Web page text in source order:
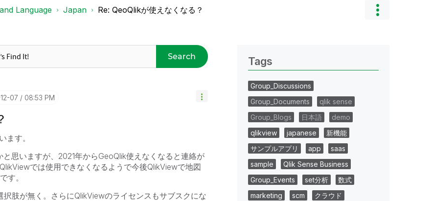
Language Japan Re: QeoQlikが使えなくなる？
Search
07 08:53 PM
ます。
思いますが、2021年からGeoQlik使えなくなると連絡が
では使用できなくなるようで今後QlikViewで地図
す。
肢が無く。さらにQlikViewのライセンスもサブスクにな
Tags
Group_Discussions
Group_Documents
qlik sense
Group_Blogs
日本語
demo
qlikview
japanese
新機能
サンプルアプリ
app
saas
sample
Qlik Sense Business
Group_Events
set分析
数式
marketing
scm クラウド